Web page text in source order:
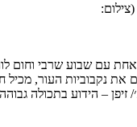
את נקבוביות העור,